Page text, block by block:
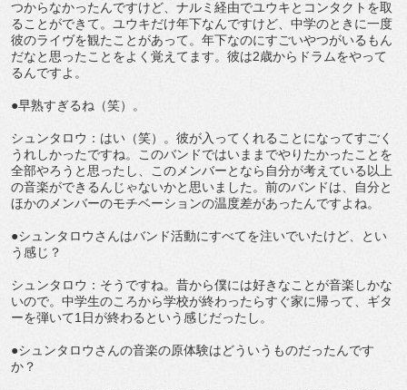
つからなかったんですけど、ナルミ経由でユウキとコンタクトを取
ることができて。ユウキだけ年下なんですけど、中学のときに一度
彼のライヴを観たことがあって。年下なのにすごいやつがいるもん
だなと思ったことをよく覚えてます。彼は2歳からドラムをやって
るんですよ。
●早熟すぎるね（笑）。
シュンタロウ：はい（笑）。彼が入ってくれることになってすごく
うれしかったですね。このバンドではいままでやりたかったことを
全部やろうと思ったし、このメンバーとなら自分が考えている以上
の音楽ができるんじゃないかと思いました。前のバンドは、自分と
ほかのメンバーのモチベーションの温度差があったんですよね。
●シュンタロウさんはバンド活動にすべてを注いでいたけど、とい
う感じ？
シュンタロウ：そうですね。昔から僕には好きなことが音楽しかな
いので。中学生のころから学校が終わったらすぐ家に帰って、ギタ
ーを弾いて1日が終わるという感じだったし。
●シュンタロウさんの音楽の原体験はどういうものだったんです
か？